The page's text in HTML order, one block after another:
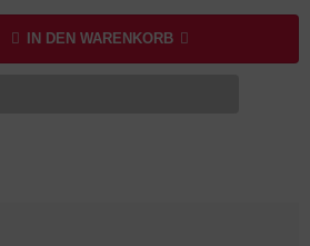
IN DEN WARENKORB